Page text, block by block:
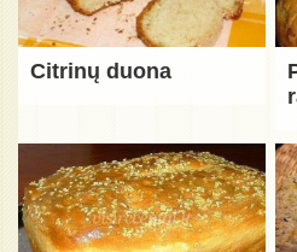
Citrinų duona